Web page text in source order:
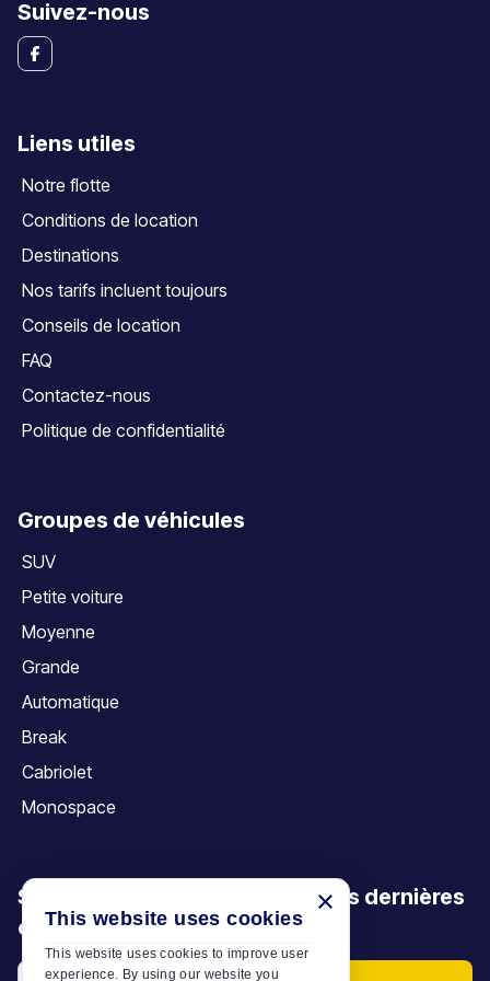
Suivez-nous
Liens utiles
Notre flotte
Conditions de location
Destinations
Nos tarifs incluent toujours
Conseils de location
FAQ
Contactez-nous
Politique de confidentialité
Groupes de véhicules
SUV
Petite voiture
Moyenne
Grande
Automatique
Break
Cabriolet
Monospace
Soyez le premier à découvrir nos dernières
offres, promotions et articles
×
This website uses cookies
This website uses cookies to improve user
experience. By using our website you